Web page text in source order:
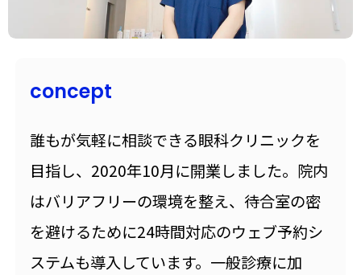
concept
誰もが気軽に相談できる眼科クリニックを
目指し、2020年10月に開業しました。院内
はバリアフリーの環境を整え、待合室の密
を避けるために24時間対応のウェブ予約シ
ステムも導入しています。一般診療に加